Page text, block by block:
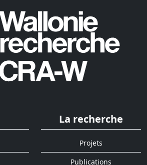
La recherche
Projets
Publications